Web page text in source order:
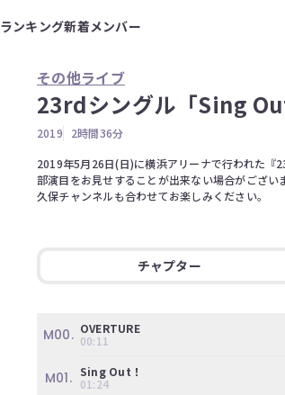
ランキング新着メンバー
その他ライブ
23rdシングル「Sing
2019
2時間36分
2019年5月26日(日)に横浜アリーナで行われた
部演目をお見せすることが出来ない場合がござ
久保チャンネルも合わせてお楽しみください。
チャプター
M00. OVERTURE
00:11
M01. Sing Out！
01:24